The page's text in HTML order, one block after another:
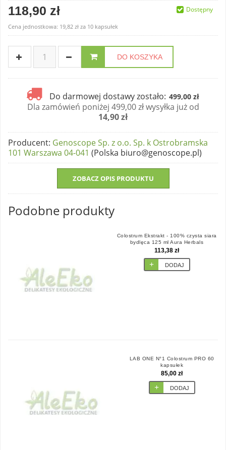
118,90 zł
Cena jednostkowa: 19,82 zł za 10 kapsułek
DO KOSZYKA
Do darmowej dostawy zostało: 499,00 zł
Dla zamówień poniżej 499,00 zł wysyłka już od
14,90 zł
Dostępny
Producent: Genoscope Sp. z o.o. Sp. k Ostrobramska
101 Warszawa 04-041 (Polska biuro@genoscope.pl)
ZOBACZ OPIS PRODUKTU
Podobne produkty
Colostrum Ekstrakt - 100% czysta siara
bydlęca 125 ml Aura Herbals
113,38 zł
DODAJ
LAB ONE N°1 Colostrum PRO 60
kapsułek
85,00 zł
DODAJ